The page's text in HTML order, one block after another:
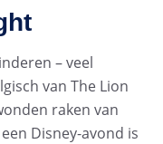
– veel
van The Lion
raken van
Disney-avond is